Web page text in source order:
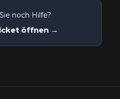
noch Hilfe?
öffnen →